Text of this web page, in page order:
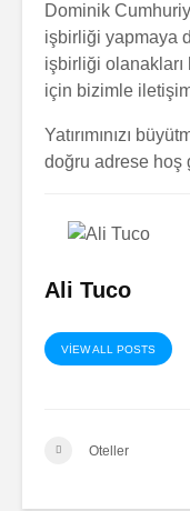
Dominik
işbirliği yapmaya
işbirliği
için bizimle
Yatırımınızı
doğru adrese hoş
Ali Tuco
VIEW ALL POSTS
Oteller